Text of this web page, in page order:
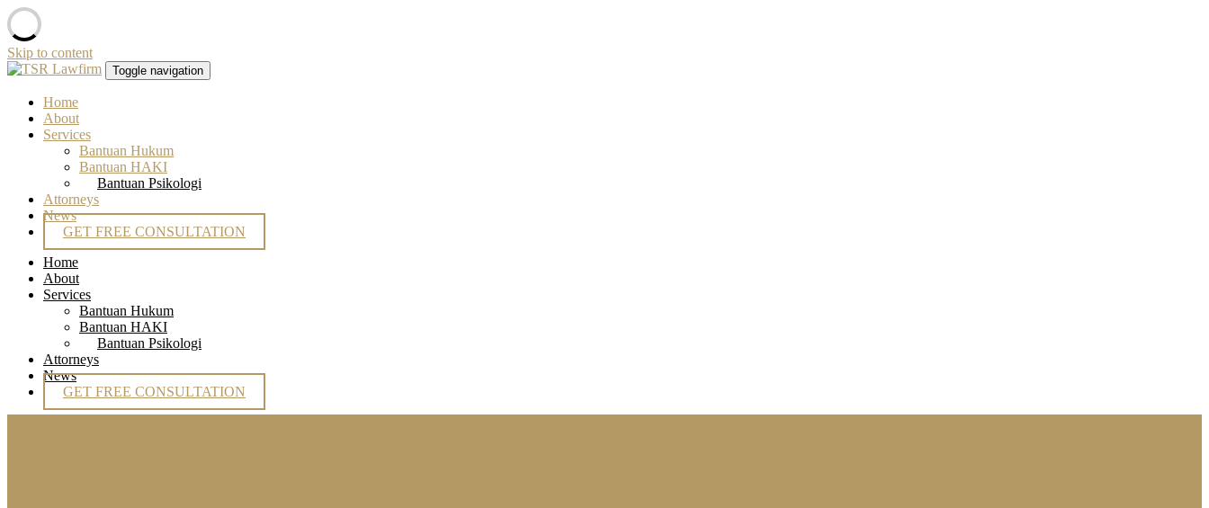
Skip to content
Toggle navigation
Home
About
Services
Bantuan Hukum
Bantuan HAKI
Bantuan Psikologi
Attorneys
News
GET FREE CONSULTATION
Home
About
Services
Bantuan Hukum
Bantuan HAKI
Bantuan Psikologi
Attorneys
News
GET FREE CONSULTATION